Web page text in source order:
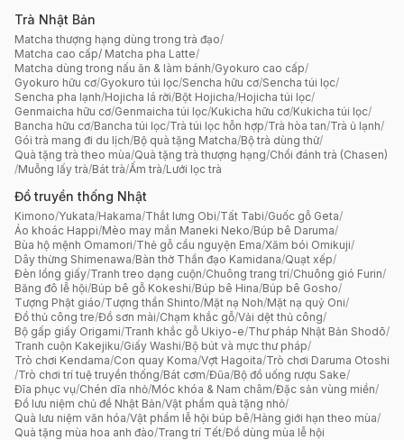
Trà Nhật Bản
Matcha thượng hạng dùng trong trà đạo/
Matcha cao cấp/ Matcha pha Latte/
Matcha dùng trong nấu ăn & làm bánh/Gyokuro cao cấp/
Gyokuro hữu cơ/Gyokuro túi lọc/Sencha hữu cơ/Sencha túi lọc/
Sencha pha lạnh/Hojicha lá rời/Bột Hojicha/Hojicha túi lọc/
Genmaicha hữu cơ/Genmaicha túi lọc/Kukicha hữu cơ/Kukicha túi lọc/
Bancha hữu cơ/Bancha túi lọc/Trà túi lọc hỗn hợp/Trà hòa tan/Trà ủ lạnh/
Gói trà mang đi du lịch/Bộ quà tặng Matcha/Bộ trà dùng thử/
Quà tặng trà theo mùa/Quà tặng trà thượng hạng/Chổi đánh trà (Chasen)
/Muỗng lấy trà/Bát trà/Ấm trà/Lưới lọc trà
Đồ truyền thống Nhật
Kimono/Yukata/Hakama/Thắt lưng Obi/Tất Tabi/Guốc gỗ Geta/
Áo khoác Happi/Mèo may mắn Maneki Neko/Búp bê Daruma/
Bùa hộ mệnh Omamori/Thẻ gỗ cầu nguyện Ema/Xăm bói Omikuji/
Dây thừng Shimenawa/Bàn thờ Thần đạo Kamidana/Quạt xếp/
Đèn lồng giấy/Tranh treo dạng cuộn/Chuông trang trí/Chuông gió Furin/
Băng đô lễ hội/Búp bê gỗ Kokeshi/Búp bê Hina/Búp bê Gosho/
Tượng Phật giáo/Tượng thần Shinto/Mặt nạ Noh/Mặt nạ quỷ Oni/
Đồ thủ công tre/Đồ sơn mài/Chạm khắc gỗ/Vải dệt thủ công/
Bộ gấp giấy Origami/Tranh khắc gỗ Ukiyo-e/Thư pháp Nhật Bản Shodō/
Tranh cuộn Kakejiku/Giấy Washi/Bộ bút và mực thư pháp/
Trò chơi Kendama/Con quay Koma/Vợt Hagoita/Trò chơi Daruma Otoshi
/Trò chơi trí tuệ truyền thống/Bát cơm/Đũa/Bộ đồ uống rượu Sake/
Đĩa phục vụ/Chén dĩa nhỏ/Móc khóa & Nam châm/Đặc sản vùng miền/
Đồ lưu niệm chủ đề Nhật Bản/Vật phẩm quà tặng nhỏ/
Quà lưu niệm văn hóa/Vật phẩm lễ hội búp bê/Hàng giới hạn theo mùa/
Quà tặng mùa hoa anh đào/Trang trí Tết/Đồ dùng mùa lễ hội